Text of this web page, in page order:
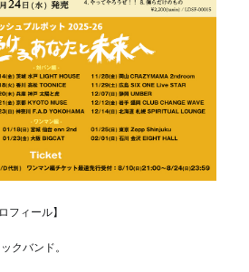
フィール】
クバンド。